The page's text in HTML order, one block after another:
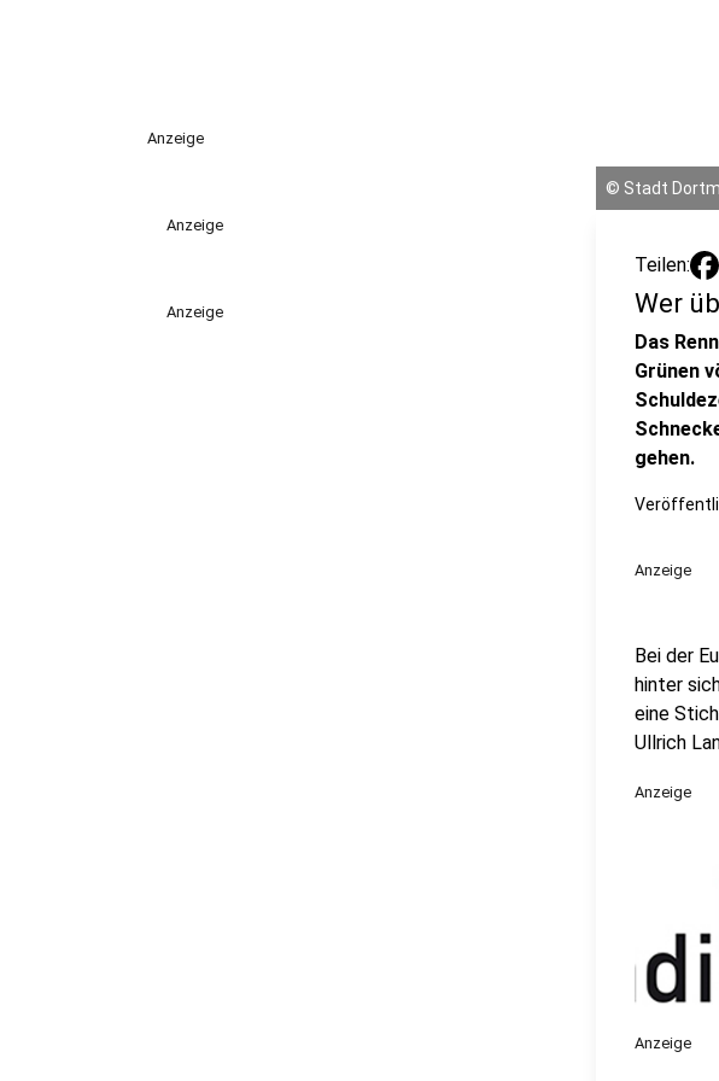
Anzeige
Anzeige
Anzeige
© Stadt
Teilen:
Wer
Das
Grünen
gehen.
Anzeige
Bei der
hinter
eine
Ullrich
Anzeige
Anzeige